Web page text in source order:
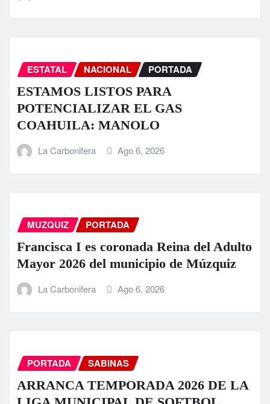
ESTATAL NACIONAL PORTADA
ESTAMOS LISTOS PARA
POTENCIALIZAR EL GAS
COAHUILA: MANOLO
La Carbonifera Ago 6, 2026
MUZQUIZ PORTADA
Francisca I es coronada Reina del Adulto
Mayor 2026 del municipio de Múzquiz
La Carbonifera Ago 6, 2026
PORTADA SABINAS
ARRANCA TEMPORADA 2026 DE LA